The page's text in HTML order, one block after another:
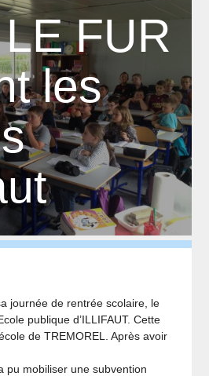
FUR
les
journée de rentrée scolaire, le
publique d’ILLIFAUT. Cette
de TREMOREL. Après avoir
pu mobiliser une subvention